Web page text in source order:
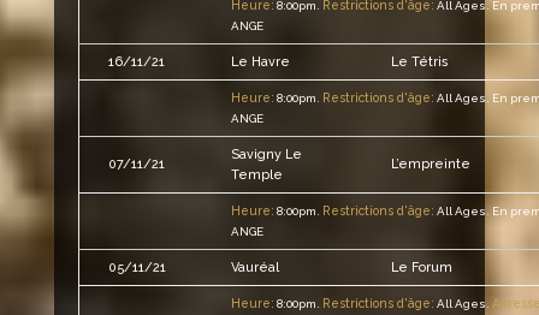
Heure: 8:00pm. Restrictions d'âge: All Ages.
En
ANGE
16/11/21 Le Havre Le Tétris
Heure: 8:00pm. Restrictions d'âge: All Ages.
En
ANGE
07/11/21
Savigny Le
Temple
L’empreinte
Heure: 8:00pm. Restrictions d'âge: All Ages.
En
ANGE
05/11/21 Vauréal Le Forum
Heure: 8:00pm. Restrictions d'âge: All Ages.